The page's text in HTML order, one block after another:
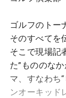
ゴルフのトー
そのすべてを
そこで現場記
た”もののな
マ、すなわち
ンオーキッド